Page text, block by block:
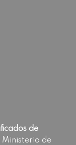
de
Ministerio de